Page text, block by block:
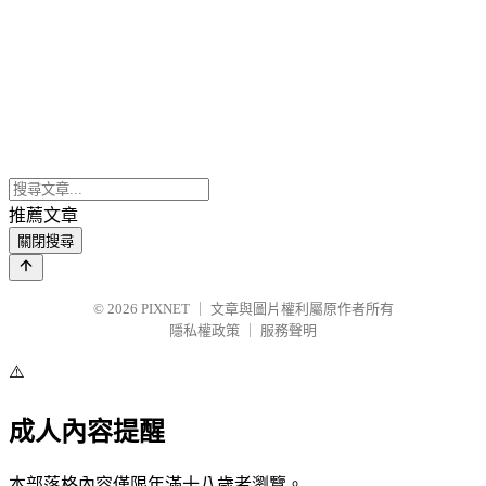
推薦文章
關閉搜尋
© 2026 PIXNET
文章與圖片權利屬原作者所有
隱私權政策
服務聲明
⚠️
成人內容提醒